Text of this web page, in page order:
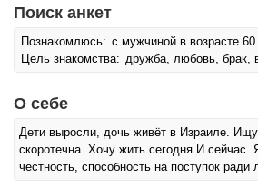
Поиск анкет
Познакомлюсь: с мужчиной в возрасте
Цель знакомства: дружба, любовь, брак,
О себе
Дети выросли, дочь живёт в Израиле. Ищу
скоротечна. Хочу жить сегодня И
честность, способность на поступок ради